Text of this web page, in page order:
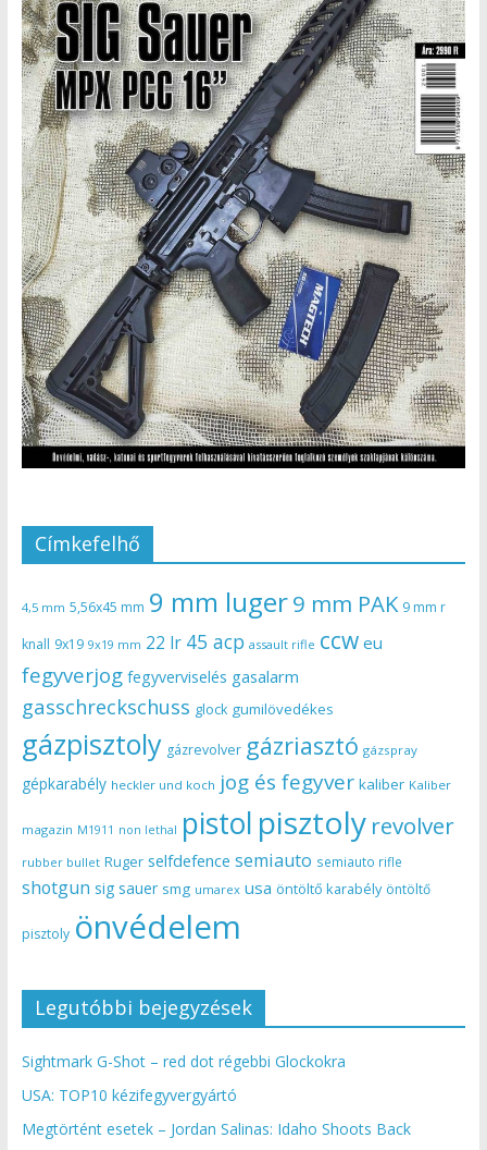
Címkefelhő
4,5 mm 5,56x45 mm 9 mm luger9 mm PAK 9 mm r
knall 9x19 9x19 mm 22 lr 45 acp assault rifle ccw eu
fegyverjog fegyverviselés gasalarm
gasschreckschuss glock gumilövedékes
gázpisztoly gázrevolver gázriasztó gázspray
gépkarabély heckler und koch jog és fegyver kaliber Kaliber
magazin M1911 non lethal pistol pisztoly revolver
rubber bullet Ruger selfdefence semiauto semiauto rifle
shotgun sig sauer smg umarex usa öntöltő karabély öntöltő
pisztoly önvédelem
Legutóbbi bejegyzések
Sightmark G-Shot – red dot régebbi Glockokra
USA: TOP10 kézifegyvergyártó
Megtörtént esetek – Jordan Salinas: Idaho Shoots Back